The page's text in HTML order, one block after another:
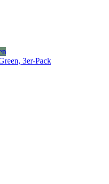
3er-Pack